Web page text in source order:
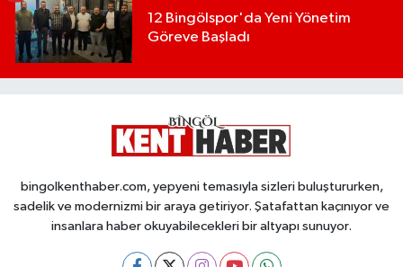
12 Bingölspor'da Yeni Yönetim
Göreve Başladı
bingolkenthaber.com, yepyeni temasıyla sizleri buluştururken,
sadelik ve modernizmi bir araya getiriyor. Şatafattan kaçınıyor ve
insanlara haber okuyabilecekleri bir altyapı sunuyor.